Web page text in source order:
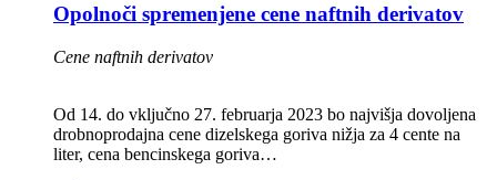
Opolnoči spremenjene cene naftnih derivatov
Cene naftnih derivatov
Od 14. do vključno 27. februarja 2023 bo najvišja dovoljena
drobnoprodajna cene dizelskega goriva nižja za 4 cente na
liter, cena bencinskega goriva…